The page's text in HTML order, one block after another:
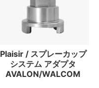
Plaisir / スプレーカップ
システム アダプタ
AVALON/WALCOM